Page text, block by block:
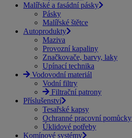
Malířské a fasádní pásky
Pásky
Malířské štětce
Autoprodukty
Maziva
Provozní kapaliny
Značkovače, barvy, laky
Upínací technika
Vodovodní materiál
Vodní filtry
Filtrační patrony
Příslušenství
Tesařské kapsy
Ochranné pracovní pomůcky
Úklidové potřeby
Komínové systémy